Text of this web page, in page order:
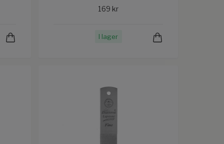
169 kr
I lager